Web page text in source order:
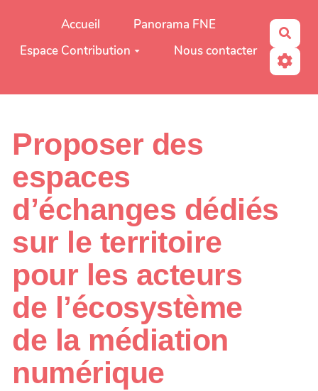
Aller au contenu principal
Accueil
Panorama FNE
Espace Contribution
Nous contacter
Proposer des
espaces
d’échanges dédiés
sur le territoire
pour les acteurs
de l’écosystème
de la médiation
numérique